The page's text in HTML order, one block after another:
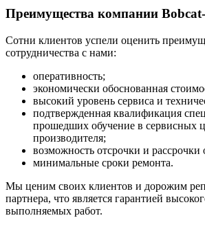
Преимущества компании
Сотни клиентов успели оценить
сотрудничества с нами:
оперативность;
экономически обоснованная
высокий уровень сервиса и
подтвержденная квалификация
прошедших обучение в сервисных
производителя;
возможность отсрочки и рассрочки
минимальные сроки ремонта.
Мы ценим своих клиентов и дорожим
партнера, что является гарантией
выполняемых работ.